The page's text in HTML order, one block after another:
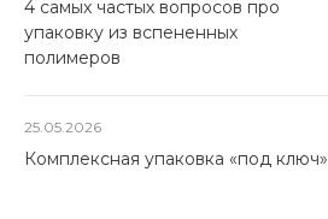
4 самых частых вопросов про
упаковку из вспененных
полимеров
25.05.2026
Комплексная упаковка «под ключ»